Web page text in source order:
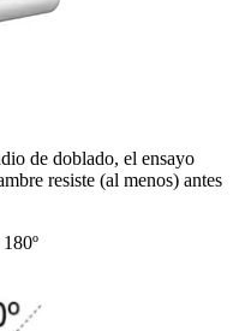
de doblado, el ensayo
resiste (al menos) antes